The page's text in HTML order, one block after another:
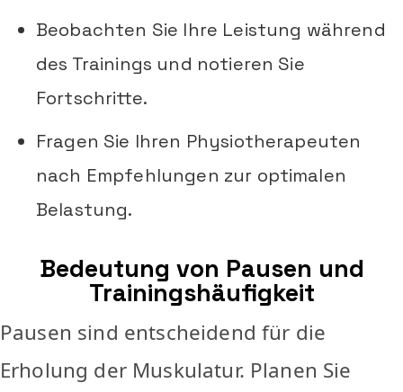
Beobachten Sie Ihre Leistung während
des Trainings und notieren Sie
Fortschritte.
Fragen Sie Ihren Physiotherapeuten
nach Empfehlungen zur optimalen
Belastung.
Bedeutung von Pausen und
Trainingshäufigkeit
Pausen sind entscheidend für die
Erholung der Muskulatur. Planen Sie